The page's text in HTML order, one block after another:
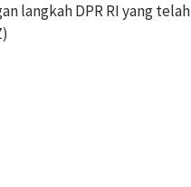
langkah DPR RI yang telah